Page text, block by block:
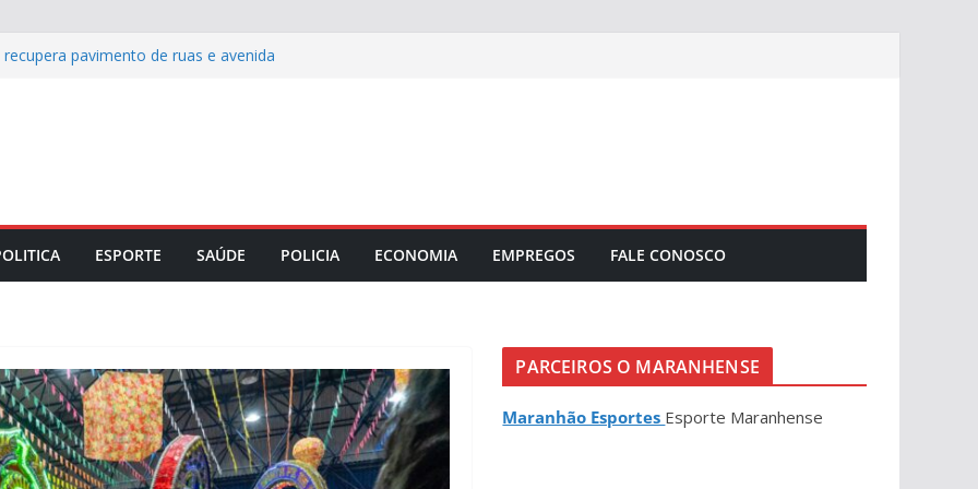
pavimento de ruas e avenida
em 2026
cinco destinos para viver o off-road
entre Coritiba e Chapecoense pelo
ESPORTE SAÚDE POLICIA ECONOMIA EMPREGOS FALE CONOSCO
PARCEIROS O MARANHENSE
Maranhão Esportes Esporte Maranhense